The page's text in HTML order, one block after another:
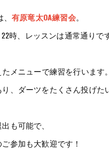
、有原竜太OA練習会。
時、レッスンは通常通りです
メニューで練習を行います。
、ダーツをたくさん投げた
も可能で、
参加も大歓迎です！